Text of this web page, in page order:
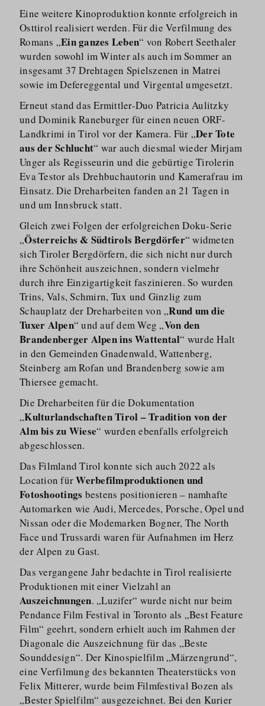
Eine weitere Kinoproduktion konnte erfolgreich in
Osttirol realisiert werden. Für die Verfilmung des
Romans „Ein ganzes Leben“ von Robert Seethaler
wurden sowohl im Winter als auch im Sommer an
insgesamt 37 Drehtagen Spielszenen in Matrei
sowie im Defereggental und Virgental umgesetzt.
Erneut stand das Ermittler-Duo Patricia Aulitzky
und Dominik Raneburger für einen neuen ORF-
Landkrimi in Tirol vor der Kamera. Für „Der Tote
aus der Schlucht“ war auch diesmal wieder Mirjam
Unger als Regisseurin und die gebürtige Tirolerin
Eva Testor als Drehbuchautorin und Kamerafrau im
Einsatz. Die Dreharbeiten fanden an 21 Tagen in
und um Innsbruck statt.
Gleich zwei Folgen der erfolgreichen Doku-Serie
„Österreichs & Südtirols Bergdörfer“ widmeten
sich Tiroler Bergdörfern, die sich nicht nur durch
ihre Schönheit auszeichnen, sondern vielmehr
durch ihre Einzigartigkeit faszinieren. So wurden
Trins, Vals, Schmirn, Tux und Ginzlig zum
Schauplatz der Dreharbeiten von „Rund um die
Tuxer Alpen“ und auf dem Weg „Von den
Brandenberger Alpen ins Wattental“ wurde Halt
in den Gemeinden Gnadenwald, Wattenberg,
Steinberg am Rofan und Brandenberg sowie am
Thiersee gemacht.
Die Dreharbeiten für die Dokumentation
„Kulturlandschaften Tirol – Tradition von der
Alm bis zu Wiese“ wurden ebenfalls erfolgreich
abgeschlossen.
Das Filmland Tirol konnte sich auch 2022 als
Location fürWerbefilmproduktionen und
Fotoshootings bestens positionieren – namhafte
Automarken wie Audi, Mercedes, Porsche, Opel und
Nissan oder die Modemarken Bogner, The North
Face und Trussardi waren für Aufnahmen im Herz
der Alpen zu Gast.
Das vergangene Jahr bedachte in Tirol realisierte
Produktionen mit einer Vielzahl an
Auszeichnungen. „Luzifer“ wurde nicht nur beim
Pendance Film Festival in Toronto als „Best Feature
Film“ geehrt, sondern erhielt auch im Rahmen der
Diagonale die Auszeichnung für das „Beste
Sounddesign“. Der Kinospielfilm „Märzengrund“,
eine Verfilmung des bekannten Theaterstücks von
Felix Mitterer, wurde beim Filmfestival Bozen als
„Bester Spielfilm“ ausgezeichnet. Bei den Kurier